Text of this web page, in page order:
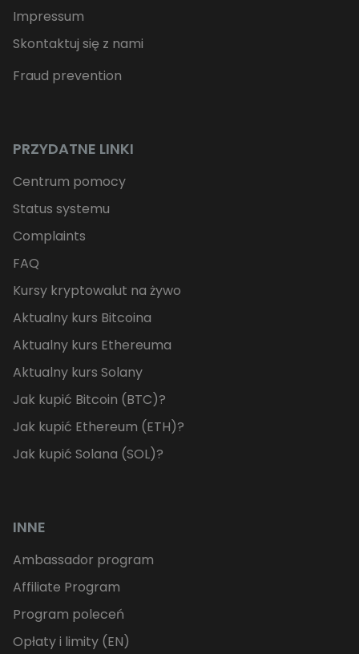
Impressum
Skontaktuj się z nami
Fraud prevention
PRZYDATNE LINKI
Centrum pomocy
Status systemu
Complaints
FAQ
Kursy kryptowalut na żywo
Aktualny kurs Bitcoina
Aktualny kurs Ethereuma
Aktualny kurs Solany
Jak kupić Bitcoin (BTC)?
Jak kupić Ethereum (ETH)?
Jak kupić Solana (SOL)?
INNE
Ambassador program
Affiliate Program
Program poleceń
Opłaty i limity (EN)